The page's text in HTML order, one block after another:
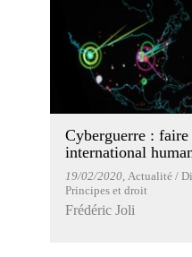
Cyberguerre :
international
19/02/2020, Actualité /
Principes et droit
Frédéric Joli